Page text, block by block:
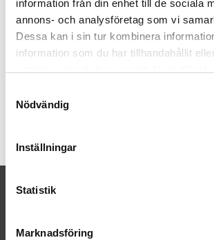
information från din enhet till de sociala
annons- och analysföretag som vi
Dessa kan i sin tur kombinera
information som du har tillhandahållit
Nödvändig
Inställningar
Statistik
Marknadsföring
KONTAKTA OSS
Mailsvar inom 24 timmar